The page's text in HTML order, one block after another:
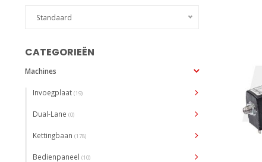
Standaard
CATEGORIEËN
Machines
Invoegplaat (19)
Dual-Lane (0)
Kettingbaan (178)
Bedienpaneel (10)